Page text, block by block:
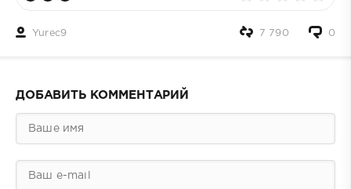
Yurec9 0
7 790
ДОБАВИТЬ КОММЕНТАРИЙ